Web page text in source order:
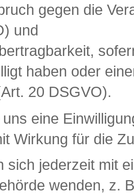
gegen die
und
haben oder
20 DSGVO).
eine
Wirkung für die
sich jederzeit mit
wenden, z.